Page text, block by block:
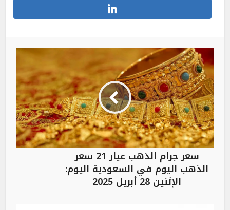
سعر جرام الذهب عيار 21 سعر
الذهب اليوم في السعودية اليوم:
الإثنين 28 أبريل 2025